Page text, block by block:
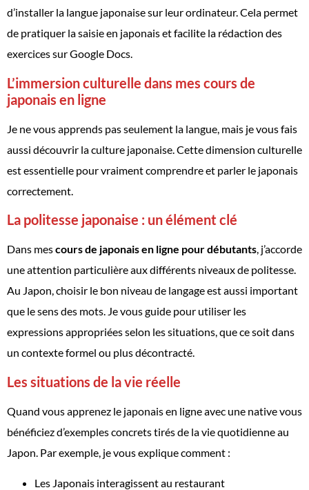
d’installer la langue japonaise sur leur ordinateur. Cela permet
de pratiquer la saisie en japonais et facilite la rédaction des
exercices sur Google Docs.
L’immersion culturelle dans mes cours de
japonais en ligne
Je ne vous apprends pas seulement la langue, mais je vous fais
aussi découvrir la culture japonaise. Cette dimension culturelle
est essentielle pour vraiment comprendre et parler le japonais
correctement.
La politesse japonaise : un élément clé
Dans mescours de japonais en ligne pour débutants, j’accorde
une attention particulière aux différents niveaux de politesse.
Au Japon, choisir le bon niveau de langage est aussi important
que le sens des mots. Je vous guide pour utiliser les
expressions appropriées selon les situations, que ce soit dans
un contexte formel ou plus décontracté.
Les situations de la vie réelle
Quand vous apprenez le japonais en ligne avec une native vous
bénéficiez d’exemples concrets tirés de la vie quotidienne au
Japon. Par exemple, je vous explique comment :
Les Japonais interagissent au restaurant